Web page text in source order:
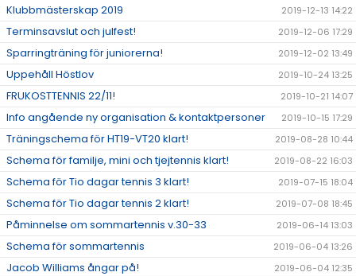
Klubbmästerskap 2019 2019-12-13 14:22
Terminsavslut och julfest! 2019-12-06 17:29
Sparringträning för juniorerna! 2019-12-02 13:49
Uppehåll Höstlov 2019-10-24 13:25
FRUKOSTTENNIS 22/11! 2019-10-21 14:07
Info angående ny organisation & kontaktpersoner 2019-10-15 17:29
Träningschema för HT19-VT20 klart! 2019-08-28 10:44
Schema för familje, mini och tjejtennis klart! 2019-08-22 16:03
Schema för Tio dagar tennis 3 klart! 2019-07-15 18:04
Schema för Tio dagar tennis 2 klart! 2019-07-08 18:45
Påminnelse om sommartennis v.30-33 2019-06-14 13:03
Schema för sommartennis 2019-06-04 13:26
Jacob Williams ångar på! 2019-06-04 12:35